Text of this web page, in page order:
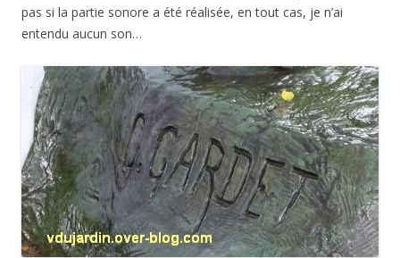
pas si la partie sonore a été réalisée, en tout cas, je n’ai
entendu aucun son…